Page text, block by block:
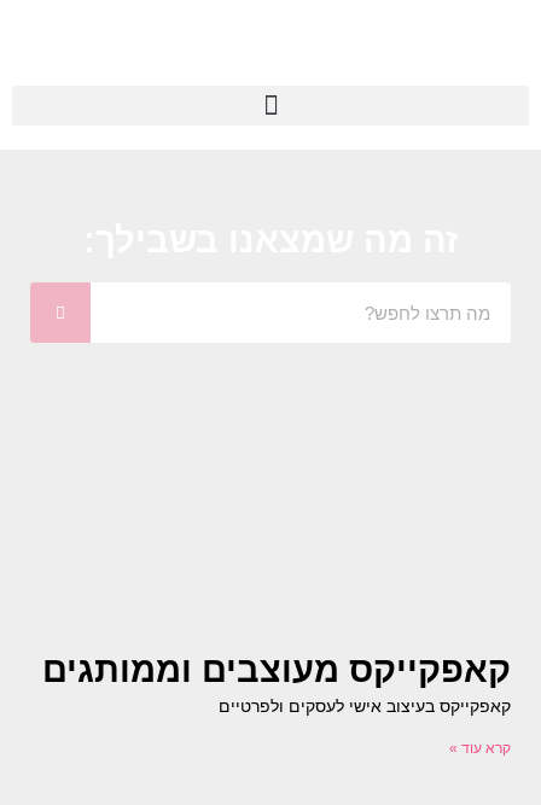
קאפקייקס מעוצבים וממותגים
קאפקייקס בעיצוב אישי לעסקים ולפרטיים
קרא עוד »